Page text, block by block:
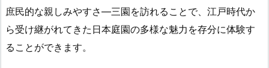
庶民的な親しみやすさ―三園を訪れることで、江戸時代か
ら受け継がれてきた日本庭園の多様な魅力を存分に体験す
ることができます。